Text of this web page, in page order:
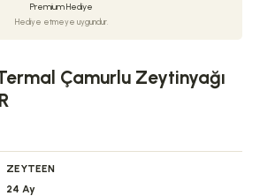
Premium Hediye
Hediye etmeye uygundur.
Çamurlu Zeytinyağı
ZEYTEEN
24 Ay